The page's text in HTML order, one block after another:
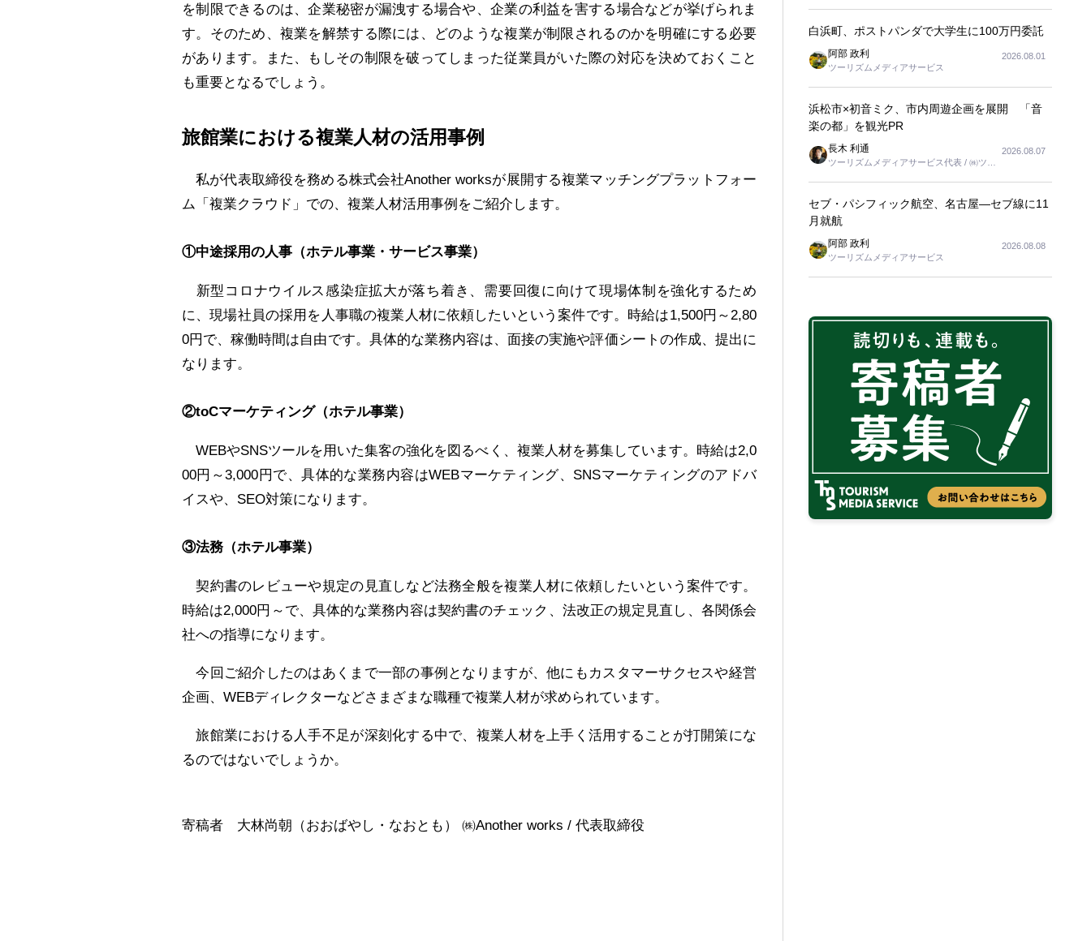
を制限できるのは、企業秘密が漏洩する場合や、企業の利益を害する場合などが挙げられま
す。そのため、複業を解禁する際には、どのような複業が制限されるのかを明確にする必要
があります。また、もしその制限を破ってしまった従業員がいた際の対応を決めておくこと
も重要となるでしょう。
旅館業における複業人材の活用事例
私が代表取締役を務める株式会社Another worksが展開する複業マッチングプラットフォー
ム「複業クラウド」での、複業人材活用事例をご紹介します。
①中途採用の人事（ホテル事業・サービス事業）
新型コロナウイルス感染症拡大が落ち着き、需要回復に向けて現場体制を強化するため
に、現場社員の採用を人事職の複業人材に依頼したいという案件です。時給は1,500円～2,80
0円で、稼働時間は自由です。具体的な業務内容は、面接の実施や評価シートの作成、提出に
なります。
②toCマーケティング（ホテル事業）
WEBやSNSツールを用いた集客の強化を図るべく、複業人材を募集しています。時給は2,0
00円～3,000円で、具体的な業務内容はWEBマーケティング、SNSマーケティングのアドバ
イスや、SEO対策になります。
③法務（ホテル事業）
契約書のレビューや規定の見直しなど法務全般を複業人材に依頼したいという案件です。
時給は2,000円～で、具体的な業務内容は契約書のチェック、法改正の規定見直し、各関係会
社への指導になります。
今回ご紹介したのはあくまで一部の事例となりますが、他にもカスタマーサクセスや経営
企画、WEBディレクターなどさまざまな職種で複業人材が求められています。
旅館業における人手不足が深刻化する中で、複業人材を上手く活用することが打開策にな
るのではないでしょうか。
寄稿者 大林尚朝（おおばやし・なおとも） ㈱Another works / 代表取締役
白浜町、ポストパンダで大学生に100万円委託
阿部 政利
ツーリズムメディアサービス
2026.08.01
浜松市×初音ミク、市内周遊企画を展開 「音
楽の都」を観光PR
長木 利通
ツーリズムメディアサービス代表 / ㈱ツー
2026.08.07
セブ・パシフィック航空、名古屋―セブ線に11
月就航
阿部 政利
ツーリズムメディアサービス
2026.08.08